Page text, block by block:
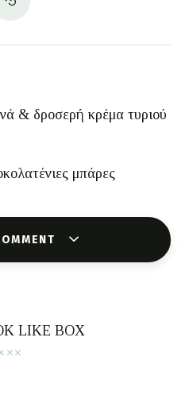
& δροσερή κρέμα τυριού
μπάρες
LIKE BOX